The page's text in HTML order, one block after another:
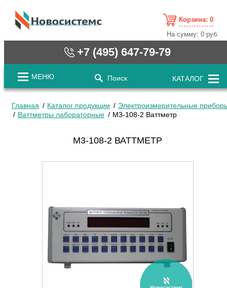
cистемные решения / www.novosystems.ru
Корзина: 0
На сумму:0 руб.
+7 (495) 647-79-79
МЕНЮ Поиск КАТАЛОГ
Главная Каталог продукции
Электроизмерительные
Ваттметры лабораторные
М3-108-2 Ваттметр
М3-108-2 ВАТТМЕТР